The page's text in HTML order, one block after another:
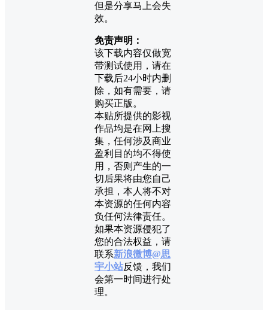
但是分享马上会失
效。
免责声明：
该下载内容仅做宽
带测试使用，请在
下载后24小时内删
除，如有需要，请
购买正版。
本贴所提供的影视
作品均是在网上搜
集，任何涉及商业
盈利目的均不得使
用，否则产生的一
切后果将由您自己
承担，本人将不对
本资源的任何内容
负任何法律责任。
如果本资源侵犯了
您的合法权益，请
联系新浪微博@思
宇小站反馈，我们
会第一时间进行处
理。